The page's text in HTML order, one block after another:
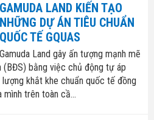
GAMUDA LAND KIẾN TẠO
NHỮNG DỰ ÁN TIÊU CHUẨN
QUỐC TẾ GQUAS
Gamuda Land gây ấn tượng mạnh mẽ
bằng việc chủ động tự áp
khắt khe chuẩn quốc tế đồng
trên toàn cầ...